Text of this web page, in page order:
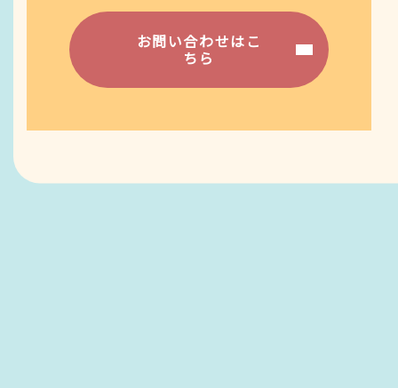
お問い合わせはこ
ちら